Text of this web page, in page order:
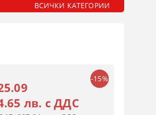
ВСИЧКИ КАТЕГОРИИ
-15%
лв. с ДДС